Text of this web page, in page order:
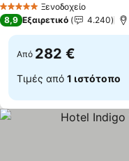
5 Αστέρια Ξενοδοχείο
8,9 Εξαιρετικό 4.240
Από 282 €
Τιμές από 1 ιστότοπο